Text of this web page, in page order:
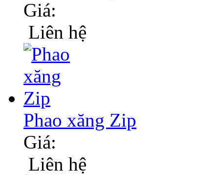
Giá:
Liên hệ
Phao xăng Zip
Giá:
Liên hệ